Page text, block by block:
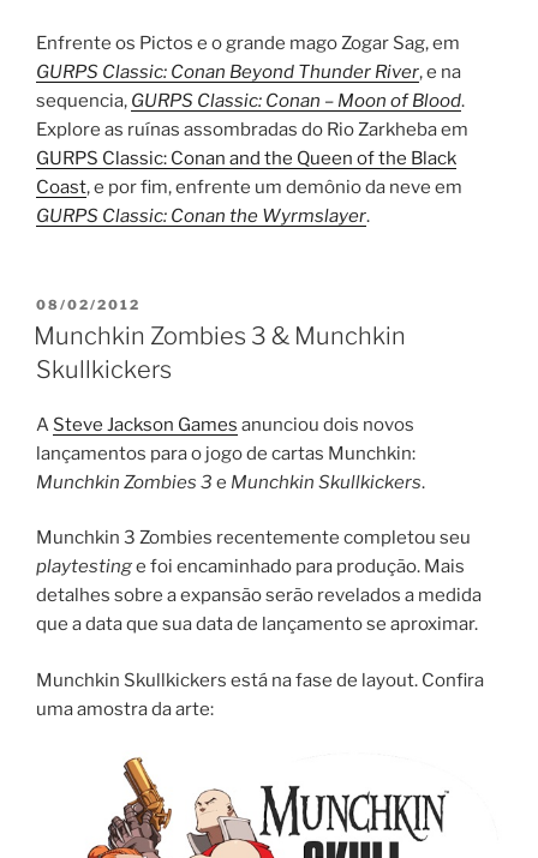
Enfrente os Pictos e o grande mago Zogar Sag, em
GURPS Classic: Conan Beyond Thunder River, e na
sequencia, GURPS Classic: Conan – Moon of Blood.
Explore as ruínas assombradas do Rio Zarkheba em
GURPS Classic: Conan and the Queen of the Black
Coast, e por fim, enfrente um demônio da neve em
GURPS Classic: Conan the Wyrmslayer.
PUBLICADO
EM
08/02/2012
Munchkin Zombies 3 & Munchkin
Skullkickers
A Steve Jackson Games anunciou dois novos
lançamentos para o jogo de cartas Munchkin:
Munchkin Zombies 3 e Munchkin Skullkickers.
Munchkin 3 Zombies recentemente completou seu
playtestinge foi encaminhado para produção. Mais
detalhes sobre a expansão serão revelados a medida
que a data que sua data de lançamento se aproximar.
Munchkin Skullkickers está na fase de layout. Confira
uma amostra da arte: